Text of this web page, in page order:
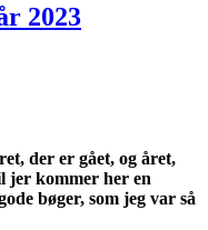
2023
der er gået, og året,
jer kommer her en
bøger, som jeg var så